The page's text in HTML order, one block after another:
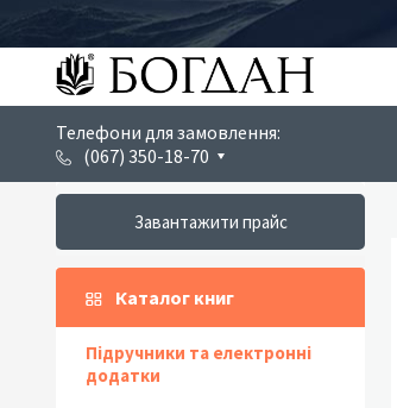
Телефони для замовлення:
(067) 350-18-70
Завантажити прайс
Каталог книг
Підручники та електронні
додатки